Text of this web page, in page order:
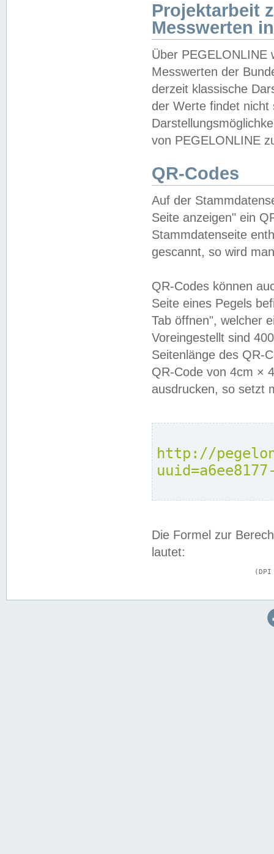
Projektarbeit
Messwerten
Über PEGELONLINE
Messwerten der
derzeit klassische
der Werte findet
von PEGELONLINE
QR-Codes
Auf der
Seite anzeigen" ein
Stammdatenseite
gescannt, so wird
QR-Codes können
Seite eines Pegels
Tab öffnen", welcher
Voreingestellt sind
Seitenlänge des QR-
QR-Code von 4cm ×
ausdrucken, so setzt
http://
Die Formel zur
lautet: